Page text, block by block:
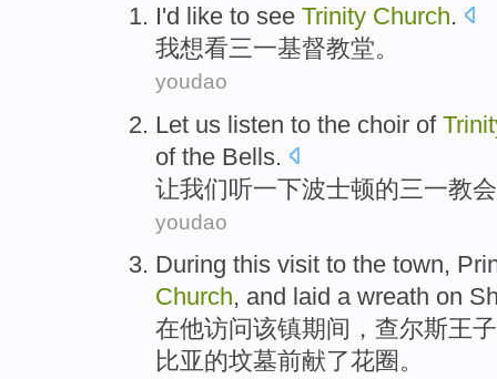
I'd like to see Trinity Church.
我想看三一基督教堂。
youdao
Let us listen to the choir of
of the Bells.
让我们听一下波士顿的三一教会
youdao
During this visit to the town,
Church, and laid a wreath on
在他访问该镇期间， 查尔斯王子
比亚的坟墓前献了花圈 。